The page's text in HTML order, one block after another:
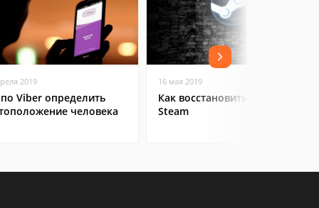
2019
Viber определить
человека
16 мая 2019
Как восстановить аккаунт в
Steam